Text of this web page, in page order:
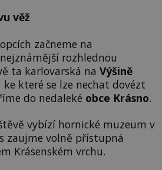
věž
začneme na
rozhlednou
ta karlovarská na Výšině
ke které se lze nechat dovézt
do nedaleké obce Krásno.
vybízí hornické muzeum v
zaujme volně přístupná
Krásenském vrchu.